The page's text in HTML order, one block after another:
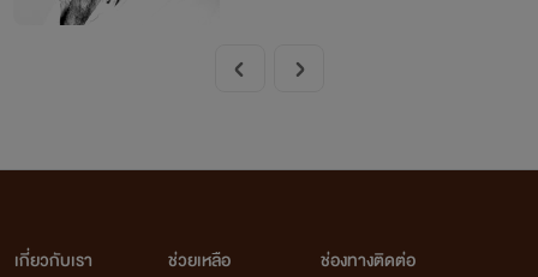
เกี่ยวกับเรา
ช่วยเหลือ
ช่องทางติดต่อ